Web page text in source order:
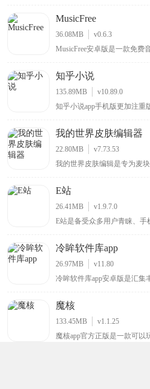
解，同时提供星粉互动、粉
购、线下活动报名等全套追
清晰，操作简单易上手，全
交友、资源收藏的多样化需
MusicFree
36.08MB
v0.6.3
MusicFree安卓版是一款免费
行、摇滚、古典、电子、民
有简约美观的界面设计，简
要在搜索栏中输入相关的歌
可轻松地找到他们想要听的
知乎小说
135.89MB
v10.89.0
知乎小说app手机版更加注重
多优质的写手入驻，而且阅
告打扰，让用户的阅读体验
伴可以来下载体验。
我的世界皮肤编辑器
22.80MB
v7.73.53
我的世界皮肤编辑是专为麦
新游戏体验，软件提供前后
色，确保无死角遗漏，绘制
相册，便于随时使用 。
E站
26.41MB
v1.9.7.0
E站是备受众多用户青睐、
该新版本软件将各种功能免
带来丰富多样且免费便捷的阅
冷眸软件库app
26.97MB
v11.80
冷眸软件库app安卓版是汇集
分品类，满足工作学习多样
游、网络游戏、模拟器游戏
涵盖影音娱乐、日常服务等
应用安装包 。
魔核
133.45MB
v1.1.25
魔核app官方正版是一款可